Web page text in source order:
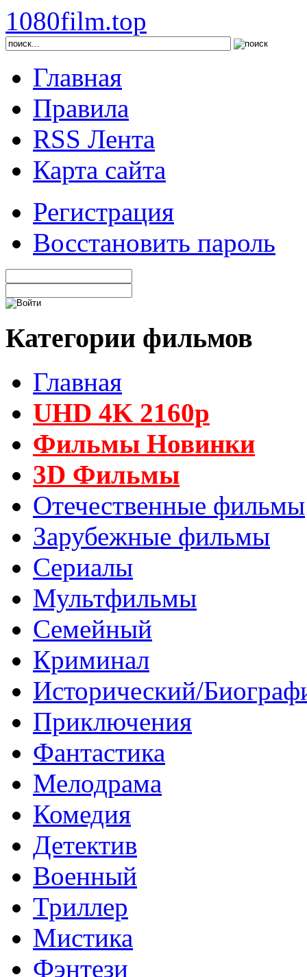
1080film.top
Главная
Правила
RSS Лента
Карта сайта
Регистрация
Восстановить пароль
Категории фильмов
Главная
UHD 4K 2160p
Фильмы Новинки
3D Фильмы
Отечественные фильмы
Зарубежные фильмы
Сериалы
Мультфильмы
Семейный
Криминал
Исторический/
Приключения
Фантастика
Мелодрама
Комедия
Детектив
Военный
Триллер
Мистика
Фэнтези